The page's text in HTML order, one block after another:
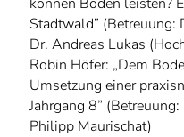
Stadtwald” (Betreuung:
Dr. Andreas Lukas
Robin Höfer: „Dem
Umsetzung einer
Jahrgang 8”
Philipp Maurischat)